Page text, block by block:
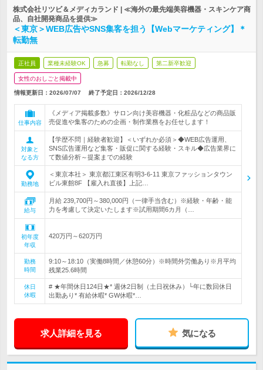
株式会社リツビ＆メディカランド | ≪海外の最先端美容機器・スキンケア商
品、自社開発商品を提供≫
＜東京＞WEB広告やSNS集客を担う【Webマーケティング】＊
転勤無
正社員 業種未経験OK 急募 転勤なし 第二新卒歓迎
女性のおしごと掲載中
情報更新日：2026/07/07 終了予定日： 2026/12/28
仕事内容
《メディア掲載多数》サロン向け美容機器・化粧品などの商品販
売促進や集客のための企画・制作業務をお任せします！
対象と
なる方
【学歴不問｜経験者歓迎】＜いずれか必須＞◆WEB広告運用、
SNS広告運用など集客・販促に関する経験・スキル◆広告業界に
て数値分析～提案までの経験
勤務地
＜東京本社＞ 東京都江東区有明3-6-11 東京ファッションタウン
ビル東館8F 【雇入れ直後】上記…
給与
月給 239,700円～380,000円（一律手当含む）※経験・年齢・能
力を考慮して決定いたします※試用期間6カ月（…
初年度
年収
420万円～620万円
勤務
時間
9:10～18:10（実働8時間／休憩60分）※時間外労働あり※月平均
残業25.6時間
休日
休暇
# ★年間休日124日★* 週休2日制（土日祝休み）└年に数回休日
出勤あり* 有給休暇* GW休暇*…
求人詳細を見る 気になる